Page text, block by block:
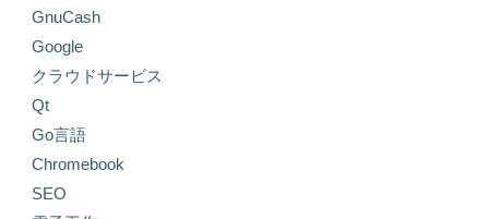
GnuCash
Google
クラウドサービス
Qt
Go言語
Chromebook
SEO